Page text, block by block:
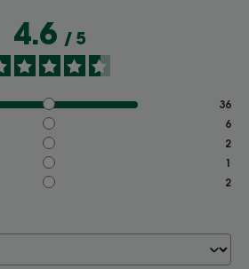
4.6 / 5
36
6
2
1
2